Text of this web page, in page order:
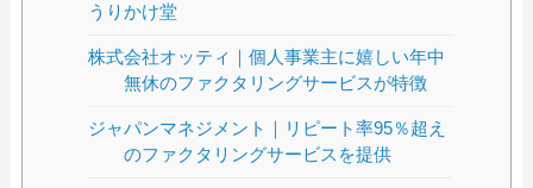
うりかけ堂
株式会社オッティ｜個人事業主に嬉しい年中
無休のファクタリングサービスが特徴
ジャパンマネジメント｜リピート率95％超え
のファクタリングサービスを提供